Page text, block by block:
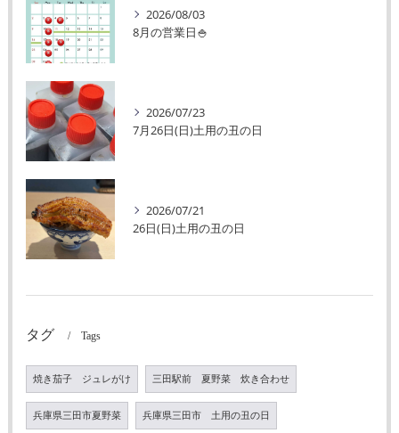
2026/08/03
8月の営業日🍚
2026/07/23
7月26日(日)土用の丑の日
2026/07/21
26日(日)土用の丑の日
タグ Tags
焼き茄子 ジュレがけ 三田駅前 夏野菜 炊き合わせ
兵庫県三田市夏野菜 兵庫県三田市 土用の丑の日